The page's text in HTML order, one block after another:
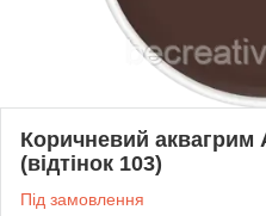
Коричневий аквагрим
(відтінок 103)
Під замовлення